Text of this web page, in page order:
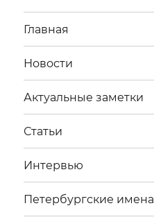
Главная
Новости
Актуальные заметки
Статьи
Интервью
Петербургские имена